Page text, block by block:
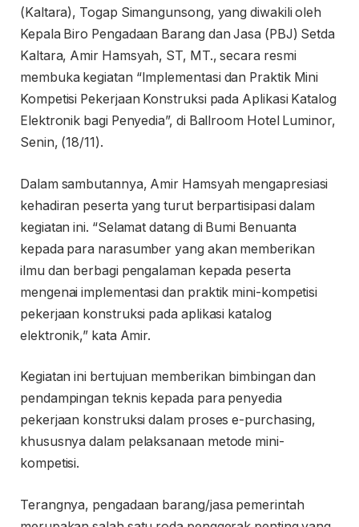
(Kaltara), Togap Simangunsong, yang diwakili oleh
Kepala Biro Pengadaan Barang dan Jasa (PBJ) Setda
Kaltara, Amir Hamsyah, ST, MT., secara resmi
membuka kegiatan “Implementasi dan Praktik Mini
Kompetisi Pekerjaan Konstruksi pada Aplikasi Katalog
Elektronik bagi Penyedia”, di Ballroom Hotel Luminor,
Senin, (18/11).
Dalam sambutannya, Amir Hamsyah mengapresiasi
kehadiran peserta yang turut berpartisipasi dalam
kegiatan ini. “Selamat datang di Bumi Benuanta
kepada para narasumber yang akan memberikan
ilmu dan berbagi pengalaman kepada peserta
mengenai implementasi dan praktik mini-kompetisi
pekerjaan konstruksi pada aplikasi katalog
elektronik,” kata Amir.
Kegiatan ini bertujuan memberikan bimbingan dan
pendampingan teknis kepada para penyedia
pekerjaan konstruksi dalam proses e-purchasing,
khususnya dalam pelaksanaan metode mini-
kompetisi.
Terangnya, pengadaan barang/jasa pemerintah